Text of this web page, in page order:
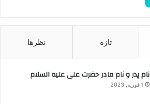
تازه نظرها
نام پدر و نام مادر حضرت علی علیه السلام
1 فوریه, 2023